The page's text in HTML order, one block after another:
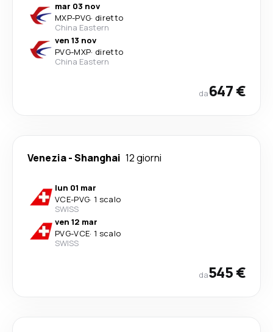
mar 03 nov
MXP-PVG· diretto
China Eastern
ven 13 nov
PVG-MXP· diretto
China Eastern
da647 €
Venezia-Shanghai 12 giorni
lun 01 mar
VCE-PVG· 1 scalo
SWISS
ven 12 mar
PVG-VCE· 1 scalo
SWISS
da545 €